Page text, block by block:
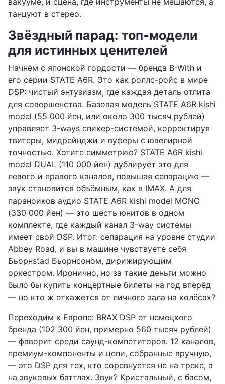
танцуют в стерео.
Звёздный парад: топ-модели
для истинных ценителей
Начнём с японской гордости — бренда B-With и
его серии STATE A6R. Это как роллс-ройс в мире
DSP: чистый энтузиазм, где каждая деталь отлита
для совершенства. Базовая модель STATE A6R kishi
model (55 000 йен, или около 300 тысяч рублей)
управляет 3-ways спикер-системой, корректируя
твитеры, мидрейнджи и вуферы с ювелирной
точностью. Хотите симметрию? STATE A6R kishi
model DUAL (110 000 йен) дублирует это для
левого и правого каналов, повышая сепарацию —
звук становится объёмным, как в IMAX. А для
параноиков аудио STATE A6R kishi model MONO
(330 000 йен) — это шесть юнитов в одном
комплекте, где каждый канал 3-way системы
имеет свой DSP. Итог: сепарация на уровне студии
Abbey Road, и вы в машине чувствуете себя
Бьорнstad Бьорнсоном, дирижирующим
оркестром. Иронично, но за такие деньги можно
было бы купить концертные билеты на год вперёд
— но кто ж откажется от личного зала на колёсах?
Переходим к Европе: BRAX DSP от немецкого
бренда (102 300 йен, примерно 560 тысяч рублей)
— фаворит среди саунд-компетиторов. 12 каналов,
премиум-компоненты и цепи, собранные вручную,
— это DSP для тех, кто соревнуется не на треке, а
на звуковых баттлах. Звук? Кристальный, с басом,